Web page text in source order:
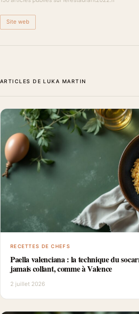
Site web
ARTICLES DE LUKA MARTIN
RECETTES DE CHEFS
Paella valenciana : la technique du
jamais collant, comme à Valence
2 juillet 2026